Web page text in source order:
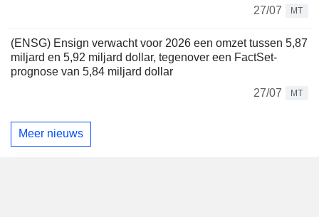
27/07
MT
(ENSG) Ensign verwacht voor 2026 een omzet tussen 5,87
miljard en 5,92 miljard dollar, tegenover een FactSet-
prognose van 5,84 miljard dollar
27/07
MT
Meer nieuws